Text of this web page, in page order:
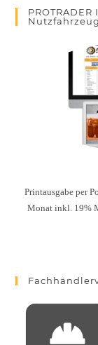
Printausgabe per
Monat inkl. 19%